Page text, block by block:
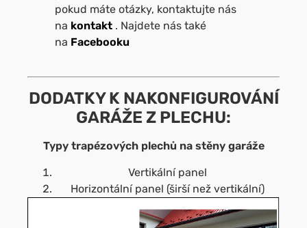
pokud máte otázky, kontaktujte nás
na kontakt . Najdete nás také
na Facebooku
DODATKY K NAKONFIGUROVÁNÍ
GARÁŽE Z PLECHU:
Typy trapézových plechů na stěny garáže
Vertikální panel
Horizontální panel (širší než vertikální)